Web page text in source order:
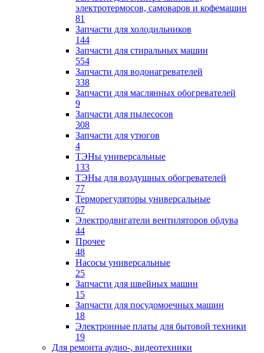
электротермосов, самоваров и кофемашин
81
Запчасти для холодильников
144
Запчасти для стиральных машин
554
Запчасти для водонагревателей
338
Запчасти для маслянных обогревателей
9
Запчасти для пылесосов
308
Запчасти для утюгов
4
ТЭНы универсальные
133
ТЭНы для воздушных обогревателей
77
Терморегуляторы универсальные
67
Электродвигатели вентиляторов обдува
44
Прочее
48
Насосы универсальные
25
Запчасти для швейных машин
15
Запчасти для посудомоечных машин
18
Электронные платы для бытовой техники
19
Для ремонта аудио-, видеотехники